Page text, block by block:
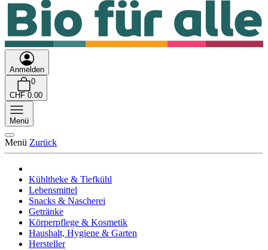
Anmelden
0
CHF 0.00
Menü
Menü Zurück
Kühltheke & Tiefkühl
Lebensmittel
Snacks & Nascherei
Getränke
Körperpflege & Kosmetik
Haushalt, Hygiene & Garten
Hersteller